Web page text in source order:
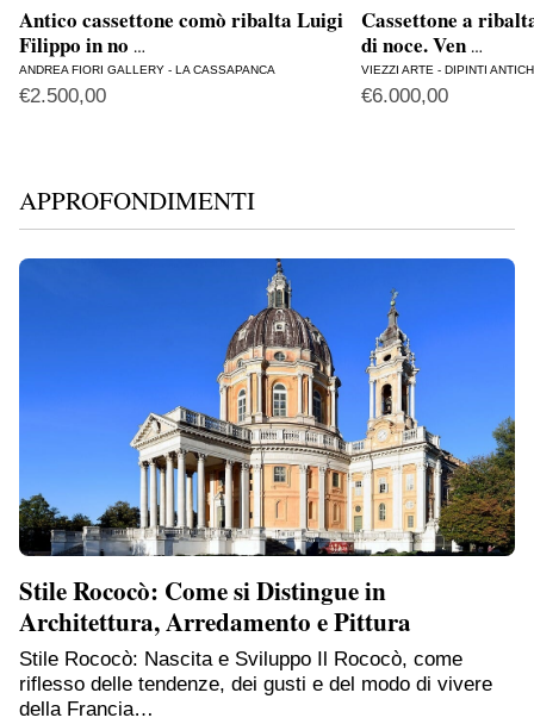
Antico cassettone comò ribalta Luigi
Filippo in no …
ANDREA FIORI GALLERY - LA CASSAPANCA
€2.500,00
Cassettone a
di noce. Ven …
VIEZZI ARTE - DIPINTI
€6.000,00
APPROFONDIMENTI
Stile Rococò: Come si Distingue in
Architettura, Arredamento e Pittura
Stile Rococò: Nascita e Sviluppo Il Rococò, come
riflesso delle tendenze, dei gusti e del modo di vivere
della Francia…